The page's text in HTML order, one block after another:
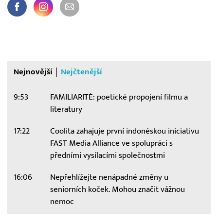
Nejnovější Nejčtenější
9:53
FAMILIARITÉ: poetické propojení filmu a
literatury
17:22
Coolita zahajuje první indonéskou iniciativu
FAST Media Alliance ve spolupráci s
předními vysílacími společnostmi
16:06
Nepřehlížejte nenápadné změny u
seniorních koček. Mohou značit vážnou
nemoc